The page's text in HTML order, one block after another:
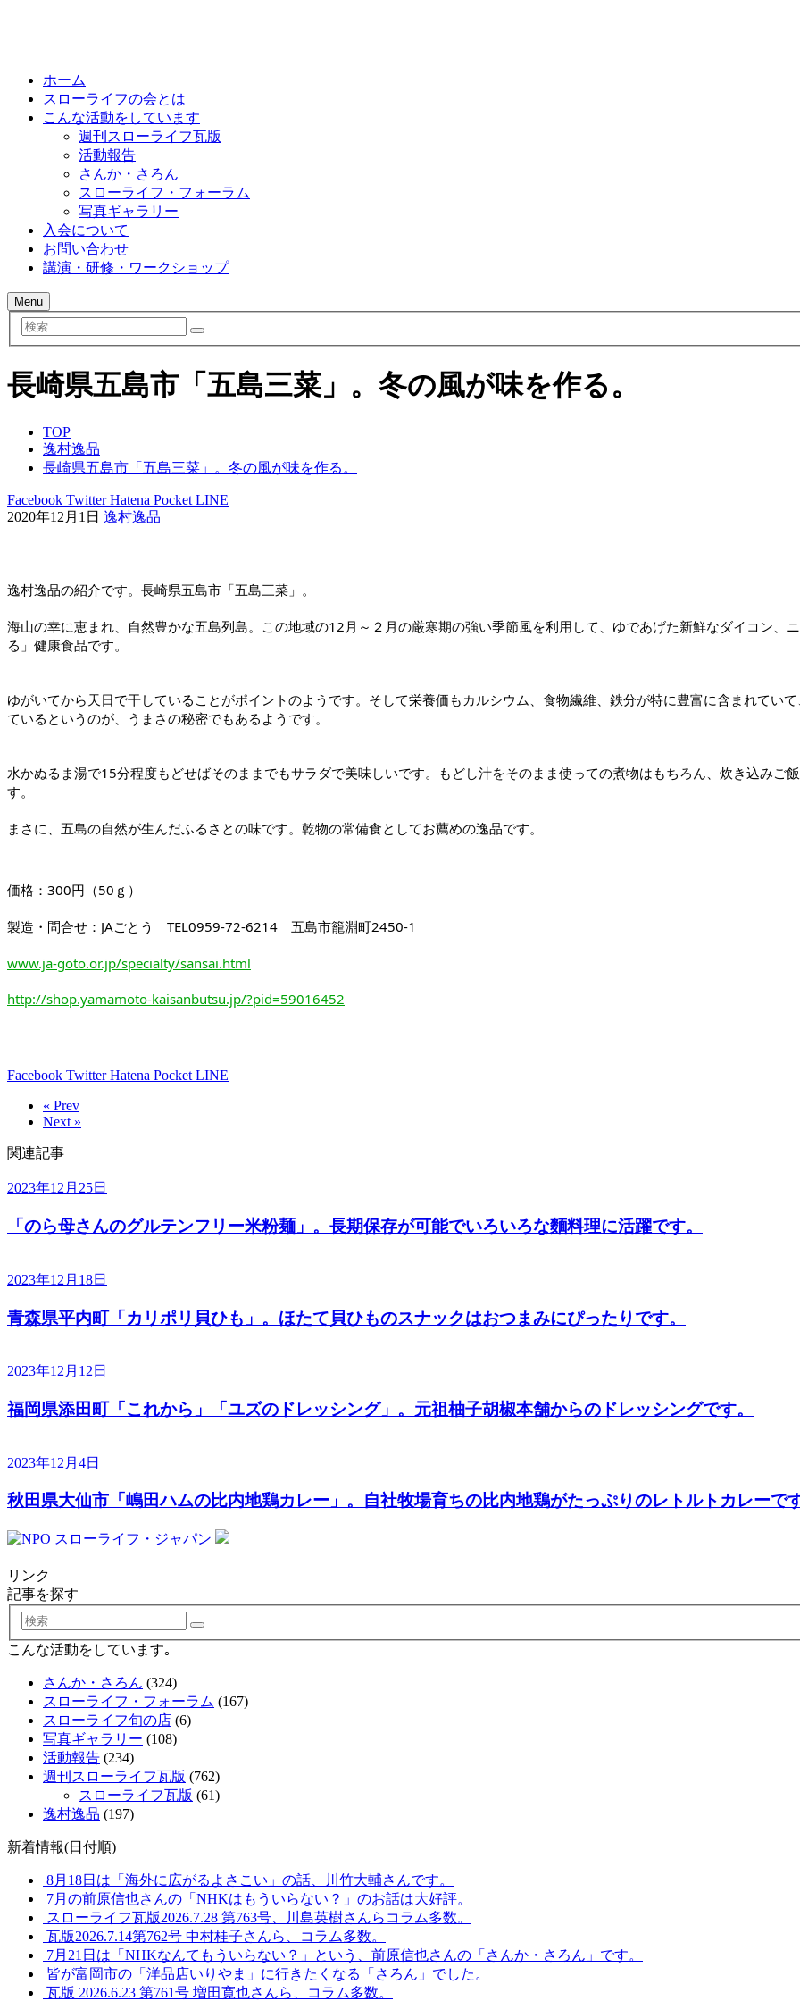
ホーム
スローライフの会とは
こんな活動をしています
週刊スローライフ瓦版
活動報告
さんか・さろん
スローライフ・フォーラム
写真ギャラリー
入会について
お問い合わせ
講演・研修・ワークショップ
Menu
検
索
長崎県五島市「五島三菜」。冬の風が味を作る。
TOP
逸村逸品
長崎県五島市「五島三菜」。冬の風が味を作る。
Facebook TwitterHatena Pocket LINE
2020年12月1日 逸村逸品
逸村逸品の紹介です。長崎県五島市「五島三菜」。
海山の幸に恵まれ、自然豊かな五島列島。この地域の12月～２月の厳寒期の強い季節風を利用して、ゆであげた新鮮なダイコン、
る」健康食品です。
ゆがいてから天日で干していることがポイントのようです。そして栄養価もカルシウム、食物繊維、鉄分が特に豊富に含まれてい
ているというのが、うまさの秘密でもあるようです。
水かぬるま湯で15分程度もどせばそのままでもサラダで美味しいです。もどし汁をそのまま使っての煮物はもちろん、炊き込みご
す。
まさに、五島の自然が生んだふるさとの味です。乾物の常備食としてお薦めの逸品です。
価格：300円（50ｇ）
製造・問合せ：JAごとう　TEL0959-72-6214　五島市籠淵町2450-1
www.ja-goto.or.jp/specialty/sansai.html
http://shop.yamamoto-kaisanbutsu.jp/?pid=59016452
Facebook TwitterHatena Pocket LINE
« Prev
Next »
関連記事
2023年12月25日
「のら母さんのグルテンフリー米粉麺」。長期保存が可能でいろいろな麵料理に活躍です。
2023年12月18日
青森県平内町「カリポリ貝ひも」。ほたて貝ひものスナックはおつまみにぴったりです。
2023年12月12日
福岡県添田町「これから」「ユズのドレッシング」。元祖柚子胡椒本舗からのドレッシングです。
2023年12月4日
秋田県大仙市「嶋田ハムの比内地鶏カレー」。自社牧場育ちの比内地鶏がたっぷりのレトルトカレーで
リンク
記事を探す
検
索
こんな活動をしています｡
さんか・さろん (324)
スローライフ・フォーラム (167)
スローライフ旬の店 (6)
写真ギャラリー (108)
活動報告 (234)
週刊スローライフ瓦版 (762)
スローライフ瓦版 (61)
逸村逸品 (197)
新着情報(日付順)
8月18日は「海外に広がるよさこい」の話、川竹大輔さんです。
7月の前原信也さんの「NHKはもういらない？」のお話は大好評。
スローライフ瓦版2026.7.28 第763号、川島英樹さんらコラム多数。
瓦版2026.7.14第762号 中村桂子さんら、コラム多数。
7月21日は「NHKなんてもういらない？」という、前原信也さんの「さんか・さろん」です。
皆が富岡市の「洋品店いりやま」に行きたくなる「さろん」でした。
瓦版 2026.6.23 第761号 増田寛也さんら、コラム多数。